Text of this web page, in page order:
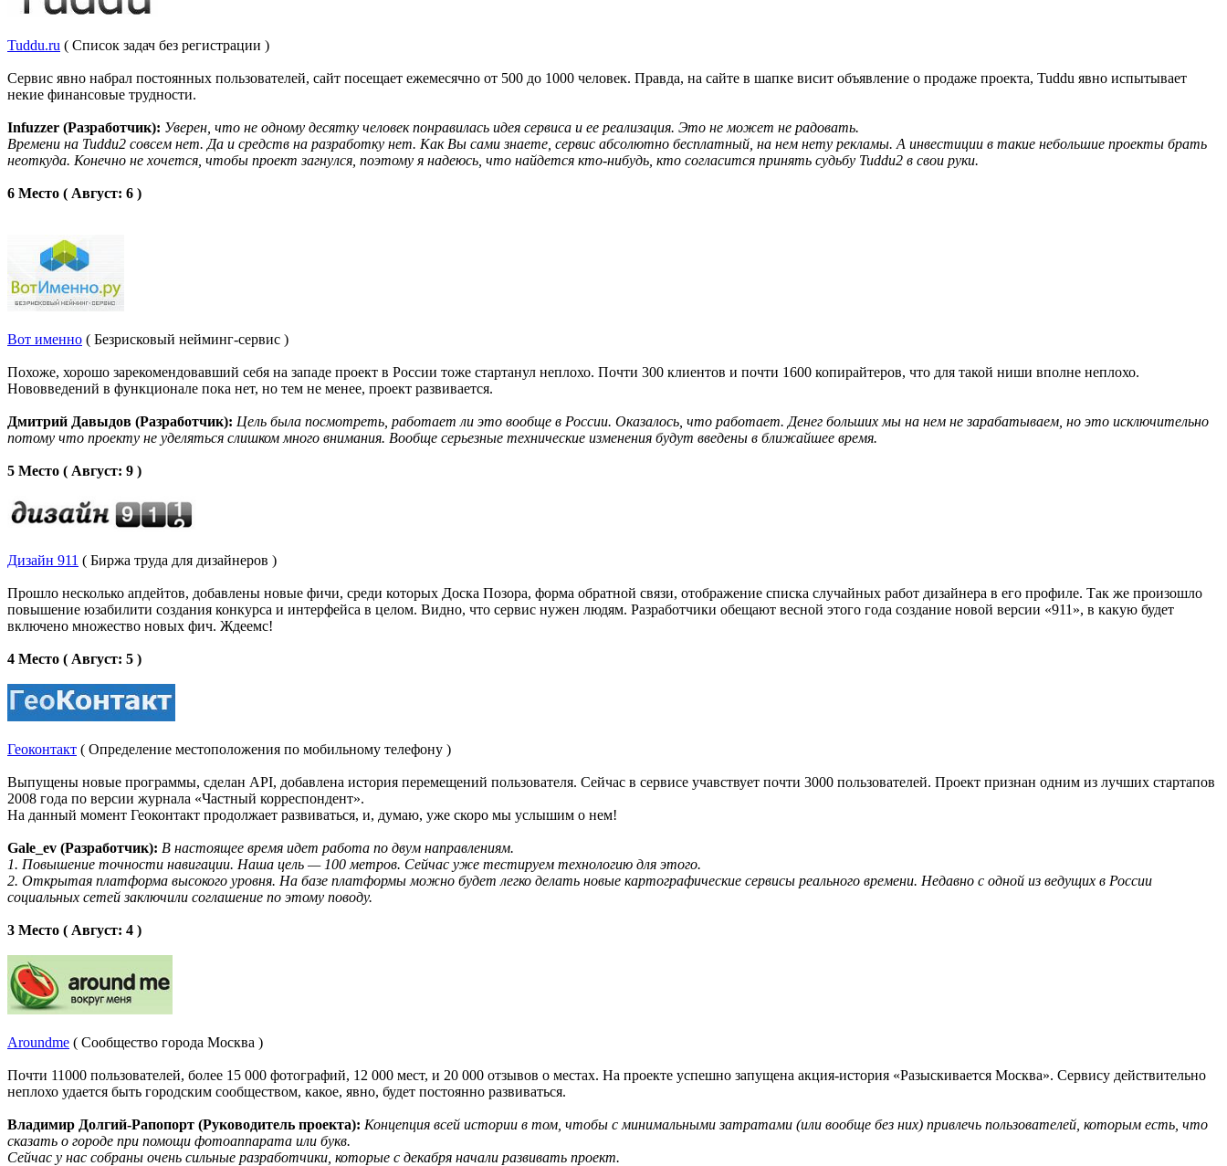
Tuddu.ru ( Список задач без регистрации )
Сервис явно набрал постоянных пользователей, сайт посещает ежемесячно от 500 до 1000 человек. Правда, на сайте в шапке висит объявление о продаже проекта, Tuddu явно испытывает
некие финансовые трудности.
Infuzzer (Разработчик): Уверен, что не одному десятку человек понравилась идея сервиса и ее реализация. Это не может не радовать.
Времени на Tuddu2 совсем нет. Да и средств на разработку нет. Как Вы сами знаете, сервис абсолютно бесплатный, на нем нету рекламы. А инвестиции в такие небольшие проекты брать
неоткуда. Конечно не хочется, чтобы проект загнулся, поэтому я надеюсь, что найдется кто-нибудь, кто согласится принять судьбу Tuddu2 в свои руки.
6 Место ( Август: 6 )
Вот именно ( Безрисковый нейминг-сервис )
Похоже, хорошо зарекомендовавший себя на западе проект в России тоже стартанул неплохо. Почти 300 клиентов и почти 1600 копирайтеров, что для такой ниши вполне неплохо.
Нововведений в функционале пока нет, но тем не менее, проект развивается.
Дмитрий Давыдов (Разработчик): Цель была посмотреть, работает ли это вообще в России. Оказалось, что работает. Денег больших мы на нем не зарабатываем, но это исключительно
потому что проекту не уделяться слишком много внимания. Вообще серьезные технические изменения будут введены в ближайшее время.
5 Место ( Август: 9 )
Дизайн 911 ( Биржа труда для дизайнеров )
Прошло несколько апдейтов, добавлены новые фичи, среди которых Доска Позора, форма обратной связи, отображение списка случайных работ дизайнера в его профиле. Так же произошло
повышение юзабилити создания конкурса и интерфейса в целом. Видно, что сервис нужен людям. Разработчики обещают весной этого года создание новой версии «911», в какую будет
включено множество новых фич. Ждеемс!
4 Место ( Август: 5 )
Геоконтакт ( Определение местоположения по мобильному телефону )
Выпущены новые программы, сделан API, добавлена история перемещений пользователя. Сейчас в сервисе учавствует почти 3000 пользователей. Проект признан одним из лучших стартапов
2008 года по версии журнала «Частный корреспондент».
На данный момент Геоконтакт продолжает развиваться, и, думаю, уже скоро мы услышим о нем!
Gale_ev (Разработчик): В настоящее время идет работа по двум направлениям.
1. Повышение точности навигации. Наша цель — 100 метров. Сейчас уже тестируем технологию для этого.
2. Открытая платформа высокого уровня. На базе платформы можно будет легко делать новые картографические сервисы реального времени. Недавно с одной из ведущих в России
социальных сетей заключили соглашение по этому поводу.
3 Место ( Август: 4 )
Aroundme ( Сообщество города Москва )
Почти 11000 пользователей, более 15 000 фотографий, 12 000 мест, и 20 000 отзывов о местах. На проекте успешно запущена акция-история «Разыскивается Москва». Сервису действительно
неплохо удается быть городским сообществом, какое, явно, будет постоянно развиваться.
Владимир Долгий-Рапопорт (Руководитель проекта): Концепция всей истории в том, чтобы с минимальными затратами (или вообще без них) привлечь пользователей, которым есть, что
сказать о городе при помощи фотоаппарата или букв.
Сейчас у нас собраны очень сильные разработчики, которые с декабря начали развивать проект.